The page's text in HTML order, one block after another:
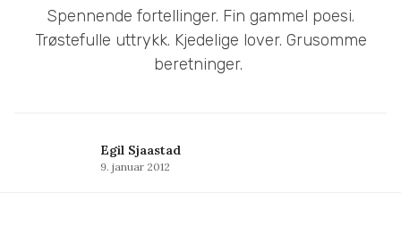
Spennende fortellinger. Fin gammel poesi.
Trøstefulle uttrykk. Kjedelige lover. Grusomme
beretninger.
Egil Sjaastad
9. januar 2012